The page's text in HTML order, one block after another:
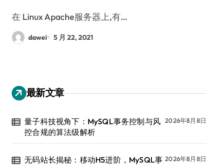
在 Linux Apache服务器上,有…
dawei 5 月 22, 2021
最新文章
量子科技视角下：MySQL事务控制与风
控合规的算法级解析
2026年8月8日
无码站长揭秘：移动H5进阶，MySQL事 2026年8月8日